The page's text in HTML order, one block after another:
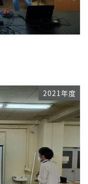
2021年度